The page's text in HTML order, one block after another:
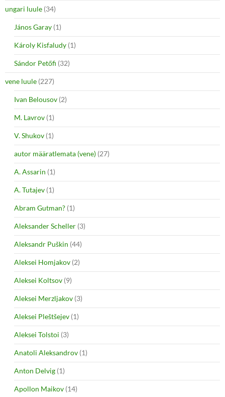
ungari luule (34)
János Garay (1)
Károly Kisfaludy (1)
Sándor Petőfi (32)
vene luule (227)
Ivan Belousov (2)
M. Lavrov (1)
V. Shukov (1)
autor määratlemata (vene) (27)
A. Assarin (1)
A. Tutajev (1)
Abram Gutman? (1)
Aleksander Scheller (3)
Aleksandr Puškin (44)
Aleksei Homjakov (2)
Aleksei Koltsov (9)
Aleksei Merzljakov (3)
Aleksei Pleštšejev (1)
Aleksei Tolstoi (3)
Anatoli Aleksandrov (1)
Anton Delvig (1)
Apollon Maikov (14)